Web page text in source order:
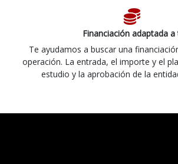
Financiación adaptada a
Te ayudamos a buscar una
operación. La entrada, el importe y el
estudio y la aprobación de la